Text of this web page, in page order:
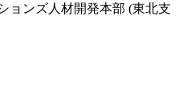
ョンズ人材開発本部 (東北支